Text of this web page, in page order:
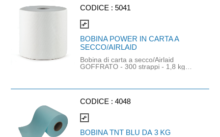
in contesti domestici che
Gr/mq: 20
CODICE :5041
compare_arrows
BOBINA POWER IN CARTA A
SECCO/AIRLAID
Bobina di carta a secco/Airlaid
GOFFRATO - 300 strappi - 1,8 kg
CODICE :4048
compare_arrows
BOBINA TNT BLU DA 3 KG